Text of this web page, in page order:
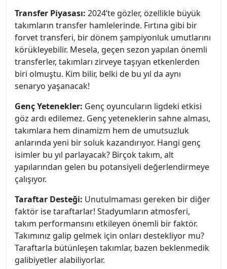
Transfer Piyasası: 2024’te gözler, özellikle büyük
takımların transfer hamlelerinde. Fırtına gibi bir
forvet transferi, bir dönem şampiyonluk umutlarını
körükleyebilir. Mesela, geçen sezon yapılan önemli
transferler, takımları zirveye taşıyan etkenlerden
biri olmuştu. Kim bilir, belki de bu yıl da aynı
senaryo yaşanacak!
Genç Yetenekler: Genç oyuncuların ligdeki etkisi
göz ardı edilemez. Genç yeteneklerin sahne alması,
takımlara hem dinamizm hem de umutsuzluk
anlarında yeni bir soluk kazandırıyor. Hangi genç
isimler bu yıl parlayacak? Birçok takım, alt
yapılarından gelen bu potansiyeli değerlendirmeye
çalışıyor.
Taraftar Desteği: Unutulmaması gereken bir diğer
faktör ise taraftarlar! Stadyumların atmosferi,
takım performansını etkileyen önemli bir faktör.
Takımınız galip gelmek için onları destekliyor mu?
Taraftarla bütünleşen takımlar, bazen beklenmedik
galibiyetler alabiliyorlar.